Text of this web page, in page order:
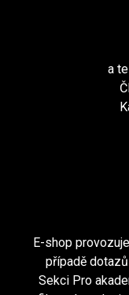
a
E-shop
případě
Sekci Pro